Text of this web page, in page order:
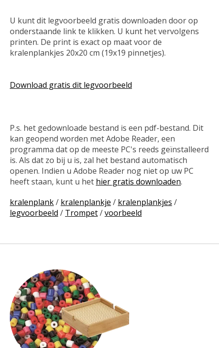
U kunt dit legvoorbeeld gratis downloaden door op
onderstaande link te klikken. U kunt het vervolgens
printen. De print is exact op maat voor de
kralenplankjes 20x20 cm (19x19 pinnetjes).
Download gratis dit legvoorbeeld
P.s. het gedownloade bestand is een pdf-bestand. Dit
kan geopend worden met Adobe Reader, een
programma dat op de meeste PC's reeds geïnstalleerd
is. Als dat zo bij u is, zal het bestand automatisch
openen. Indien u Adobe Reader nog niet op uw PC
heeft staan, kunt u het hier gratis downloaden.
kralenplank/ kralenplankje / kralenplankjes /
legvoorbeeld / Trompet/voorbeeld